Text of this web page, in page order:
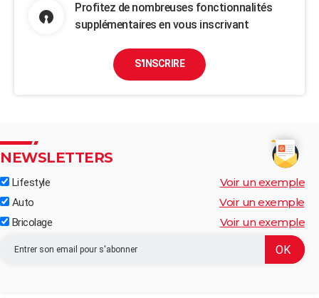
Profitez de nombreuses fonctionnalités
supplémentaires en vous inscrivant
S'INSCRIRE
NEWSLETTERS
Lifestyle Voir un exemple
Auto Voir un exemple
Bricolage Voir un exemple